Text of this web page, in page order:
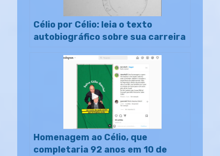
Célio por Célio: leia o texto
autobiográfico sobre sua carreira
Homenagem ao Célio, que
completaria 92 anos em 10 de